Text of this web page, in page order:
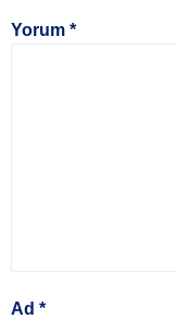
Yorum *
Ad *